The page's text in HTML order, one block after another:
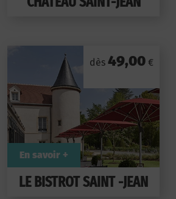
LE BISTROT SAINT -JEAN
dès 49,00 €
En savoir +